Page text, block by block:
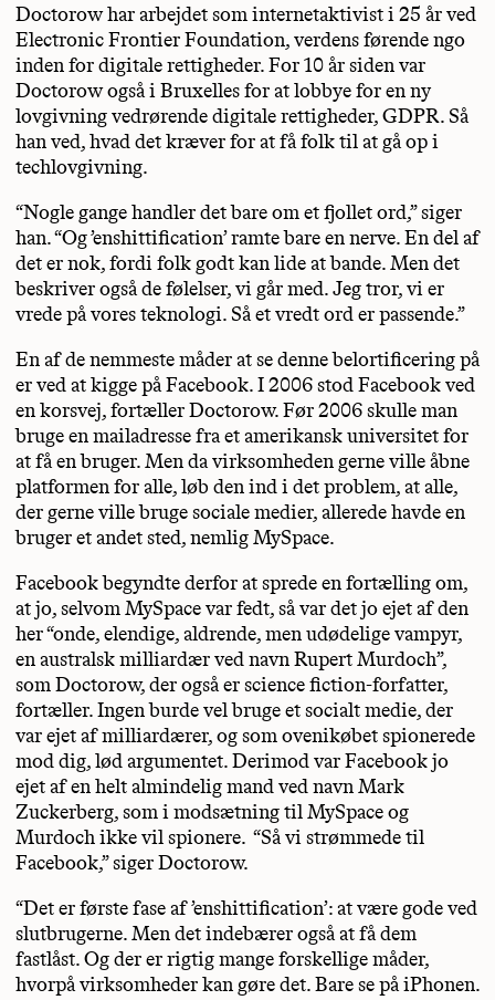
Doctorow har arbejdet som internetaktivist i 25 år ved
Electronic Frontier Foundation, verdens førende ngo
inden for digitale rettigheder. For 10 år siden var
Doctorow også i Bruxelles for at lobbye for en ny
lovgivning vedrørende digitale rettigheder, GDPR. Så
han ved, hvad det kræver for at få folk til at gå op i
techlovgivning.
“Nogle gange handler det bare om et fjollet ord,” siger
han. “Og ’enshittification’ ramte bare en nerve. En del af
det er nok, fordi folk godt kan lide at bande. Men det
beskriver også de følelser, vi går med. Jeg tror, vi er
vrede på vores teknologi. Så et vredt ord er passende.”
En af de nemmeste måder at se denne belortificering på
er ved at kigge på Facebook. I 2006 stod Facebook ved
en korsvej, fortæller Doctorow. Før 2006 skulle man
bruge en mailadresse fra et amerikansk universitet for
at få en bruger. Men da virksomheden gerne ville åbne
platformen for alle, løb den ind i det problem, at alle,
der gerne ville bruge sociale medier, allerede havde en
bruger et andet sted, nemlig MySpace.
Facebook begyndte derfor at sprede en fortælling om,
at jo, selvom MySpace var fedt, så var det jo ejet af den
her “onde, elendige, aldrende, men udødelige vampyr,
en australsk milliardær ved navn Rupert Murdoch”,
som Doctorow, der også er science fiction-forfatter,
fortæller. Ingen burde vel bruge et socialt medie, der
var ejet af milliardærer, og som ovenikøbet spionerede
mod dig, lød argumentet. Derimod var Facebook jo
ejet af en helt almindelig mand ved navn Mark
Zuckerberg, som i modsætning til MySpace og
Murdoch ikke vil spionere. “Så vi strømmede til
Facebook,” siger Doctorow.
“Det er første fase af ’enshittification’: at være gode ved
slutbrugerne. Men det indebærer også at få dem
fastlåst. Og der er rigtig mange forskellige måder,
hvorpå virksomheder kan gøre det. Bare se på iPhonen.